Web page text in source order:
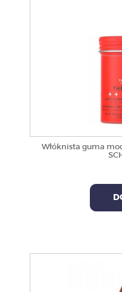
Włóknista guma